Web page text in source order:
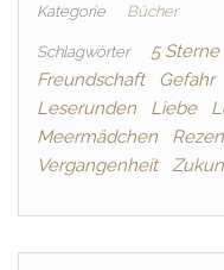
Kategorie Bücher
Schlagwörter 5 Sterne
Freundschaft
Gefahr
Leserunden
Liebe
Meermädchen
Vergangenheit